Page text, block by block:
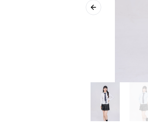
Previous slide